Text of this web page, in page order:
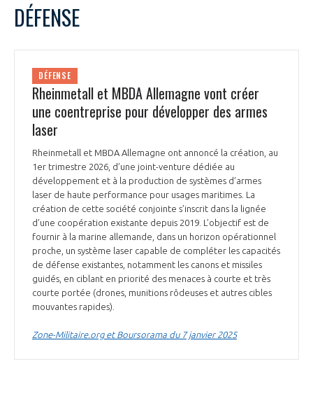
DÉFENSE
DÉFENSE
Rheinmetall et MBDA Allemagne vont créer
une coentreprise pour développer des armes
laser
Rheinmetall et MBDA Allemagne ont annoncé la création, au
1er trimestre 2026, d’une joint-venture dédiée au
développement et à la production de systèmes d’armes
laser de haute performance pour usages maritimes. La
création de cette société conjointe s’inscrit dans la lignée
d’une coopération existante depuis 2019. L’objectif est de
fournir à la marine allemande, dans un horizon opérationnel
proche, un système laser capable de compléter les capacités
de défense existantes, notamment les canons et missiles
guidés, en ciblant en priorité des menaces à courte et très
courte portée (drones, munitions rôdeuses et autres cibles
mouvantes rapides).
Zone-Militaire.org et Boursorama du 7 janvier 2025